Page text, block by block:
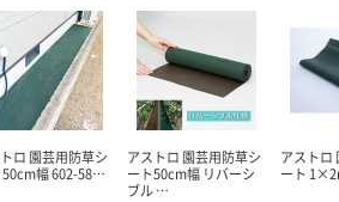
ロ 園芸用防草シ
50cm幅 602-58…
アストロ 園芸用防草シ
ート50cm幅 リバーシ
ブル …
アストロ
ート